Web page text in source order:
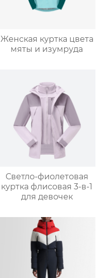
Женская куртка цвета
мяты и изумруда
Светло-фиолетовая
куртка флисовая 3-в-1
для девочек